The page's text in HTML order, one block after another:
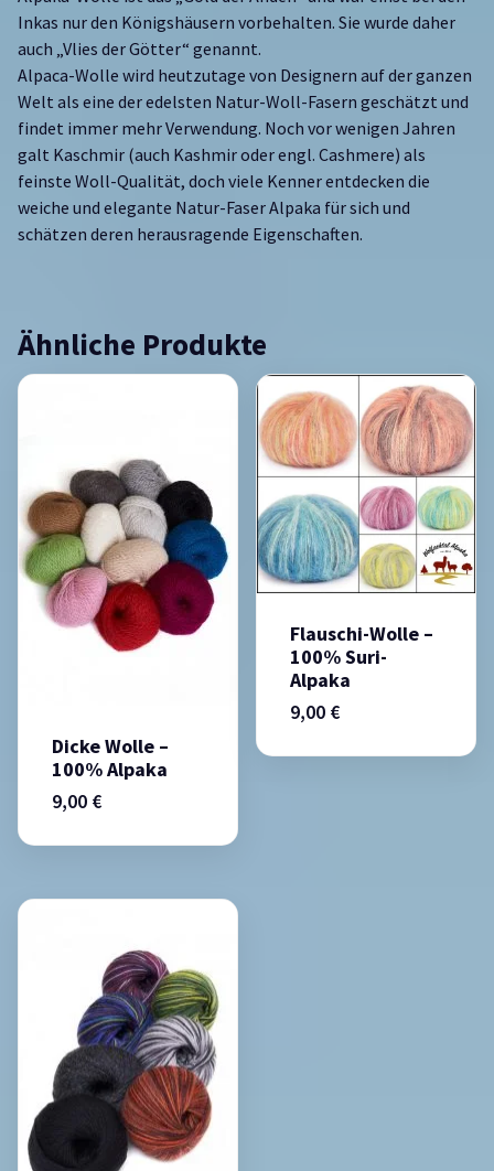
Inkas nur den Königshäusern vorbehalten. Sie wurde daher
auch „Vlies der Götter“ genannt.
Alpaca-Wolle wird heutzutage von Designern auf der ganzen
Welt als eine der edelsten Natur-Woll-Fasern geschätzt und
findet immer mehr Verwendung. Noch vor wenigen Jahren
galt Kaschmir (auch Kashmir oder engl. Cashmere) als
feinste Woll-Qualität, doch viele Kenner entdecken die
weiche und elegante Natur-Faser Alpaka für sich und
schätzen deren herausragende Eigenschaften.
Ähnliche Produkte
Dicke Wolle –
100% Alpaka
9,00 €
Flauschi-Wolle –
100% Suri-
Alpaka
9,00 €